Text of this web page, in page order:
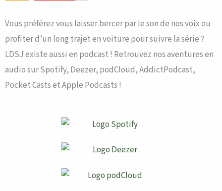
Vous préférez vous laisser bercer par le son de nos voix ou
profiter d’un long trajet en voiture pour suivre la série ?
LDSJ existe aussi en podcast ! Retrouvez nos aventures en
audio sur Spotify, Deezer, podCloud, AddictPodcast,
Pocket Casts et Apple Podcasts !